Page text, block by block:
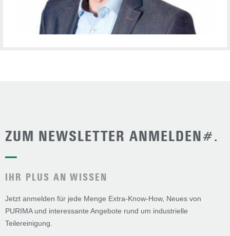
ZUM NEWSLETTER ANMELDEN#.
—
IHR PLUS AN WISSEN
Jetzt anmelden für jede Menge Extra-Know-How, Neues von
PURIMA und interessante Angebote rund um industrielle
Teilereinigung.